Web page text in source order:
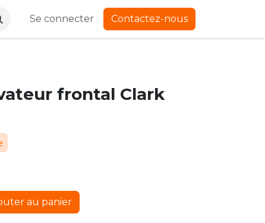
Se connecter Contactez-nous
frontal Clark
au panier